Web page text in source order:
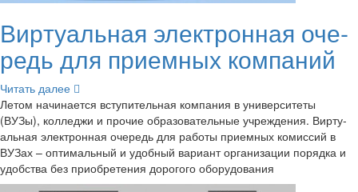
Вир­ту­аль­ная элек­трон­ная оче­
редь для при­ем­ных ком­па­ний
Чи­тать далее
Летом на­чи­на­ет­ся всту­пи­тель­ная ком­па­ния в уни­вер­си­те­ты
(ВУЗы), кол­ле­джи и про­чие об­ра­зо­ва­тель­ные учре­жде­ния. Вир­ту­
аль­ная элек­трон­ная оче­редь для ра­бо­ты при­ем­ных ко­мис­сий в
ВУЗах – оп­ти­маль­ный и удоб­ный ва­ри­ант ор­га­ни­за­ции по­ряд­ка и
удоб­ства без при­об­ре­те­ния до­ро­го­го обо­ру­до­ва­ния